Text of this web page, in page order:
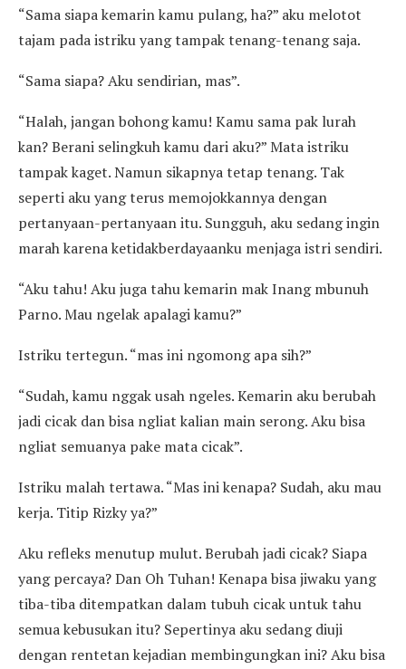
“Sama siapa kemarin kamu pulang, ha?” aku melotot
tajam pada istriku yang tampak tenang-tenang saja.
“Sama siapa? Aku sendirian, mas”.
“Halah, jangan bohong kamu! Kamu sama pak lurah
kan? Berani selingkuh kamu dari aku?” Mata istriku
tampak kaget. Namun sikapnya tetap tenang. Tak
seperti aku yang terus memojokkannya dengan
pertanyaan-pertanyaan itu. Sungguh, aku sedang ingin
marah karena ketidakberdayaanku menjaga istri sendiri.
“Aku tahu! Aku juga tahu kemarin mak Inang mbunuh
Parno. Mau ngelak apalagi kamu?”
Istriku tertegun. “mas ini ngomong apa sih?”
“Sudah, kamu nggak usah ngeles. Kemarin aku berubah
jadi cicak dan bisa ngliat kalian main serong. Aku bisa
ngliat semuanya pake mata cicak”.
Istriku malah tertawa. “Mas ini kenapa? Sudah, aku mau
kerja. Titip Rizky ya?”
Aku refleks menutup mulut. Berubah jadi cicak? Siapa
yang percaya? Dan Oh Tuhan! Kenapa bisa jiwaku yang
tiba-tiba ditempatkan dalam tubuh cicak untuk tahu
semua kebusukan itu? Sepertinya aku sedang diuji
dengan rentetan kejadian membingungkan ini? Aku bisa